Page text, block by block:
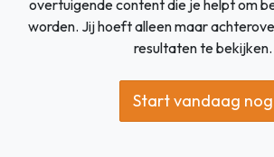
overtuigende content die je helpt om
worden. Jij hoeft alleen maar
resultaten te bekijken.
Start vandaag nog